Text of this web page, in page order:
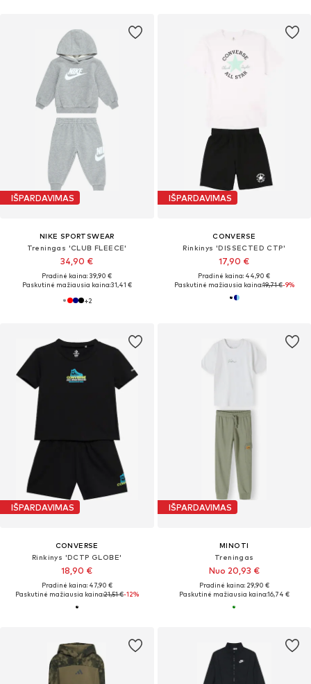
IŠPARDAVIMAS
NIKE SPORTSWEAR
Treningas 'CLUB FLEECE'
34,90 €
Pradinė kaina: 39,90 €
Paskutinė mažiausia kaina:31,41 €
+2
IŠPARDAVIMAS
CONVERSE
Rinkinys 'DISSECTED CTP'
17,90 €
Pradinė kaina: 44,90 €
Paskutinė mažiausia kaina:19,71 €-9%
IŠPARDAVIMAS
CONVERSE
Rinkinys 'DCTP GLOBE'
18,90 €
Pradinė kaina: 47,90 €
Paskutinė mažiausia kaina:21,51 €-12%
IŠPARDAVIMAS
MINOTI
Treningas
Nuo 20,93 €
Pradinė kaina: 29,90 €
Paskutinė mažiausia kaina:16,74 €